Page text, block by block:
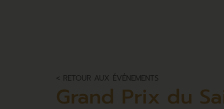
< RETOUR AUX ÉVÉNEMENTS
Grand Prix du